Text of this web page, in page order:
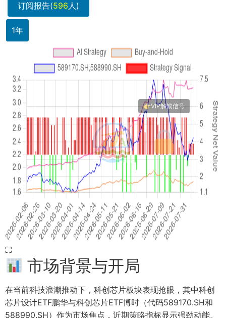
订阅报告(596人)
1年
⛶
市场背景与开局
在当前科技浪潮推动下，科创芯片板块表现抢眼，其中科创
芯片设计ETF鹏华与科创芯片ETF博时（代码589170.SH和
588990.SH）作为市场焦点，近期策略指标显示强劲动能。